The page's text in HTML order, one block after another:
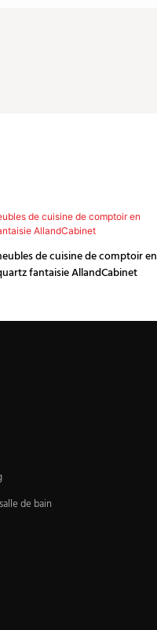
de cuisine de comptoir en
fantaisie AllandCabinet
de bain